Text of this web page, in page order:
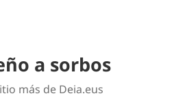
a sorbos
más de Deia.eus